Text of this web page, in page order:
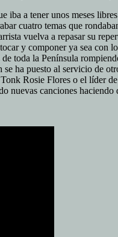
iba a tener unos meses
cuatro temas que
vuelva a repasar su
y componer ya sea
toda la Península
ha puesto al servicio de
Rosie Flores o el líder
nuevas canciones haciendo